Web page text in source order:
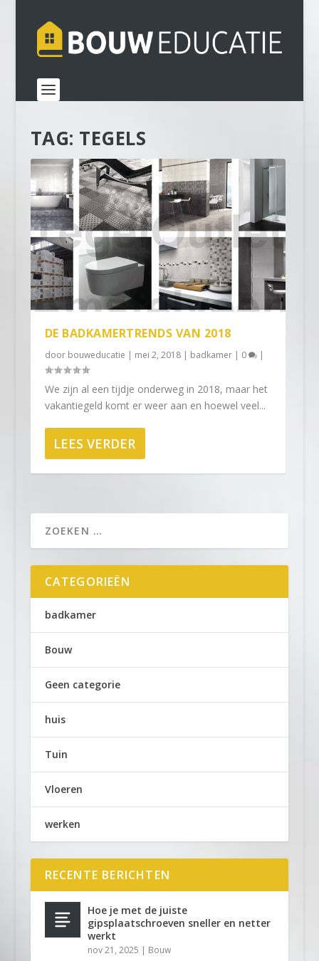
TAG: TEGELS
DE BADKAMERTRENDS VAN 2018
door bouweducatie | mei 2, 2018| badkamer| 0 |
We zijn al een tijdje onderweg in 2018, maar het
vakantiegeld komt er weer aan en hoewel veel...
LEES VERDER
CATEGORIEËN
badkamer
Bouw
Geen categorie
huis
Tuin
Vloeren
werken
RECENTE BERICHTEN
Hoe je met de juiste
gipsplaatschroeven sneller en netter
werkt
nov 21, 2025 | Bouw